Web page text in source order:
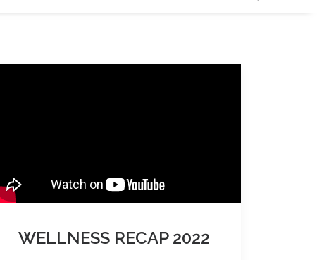
WELLNESS RECAP 2022